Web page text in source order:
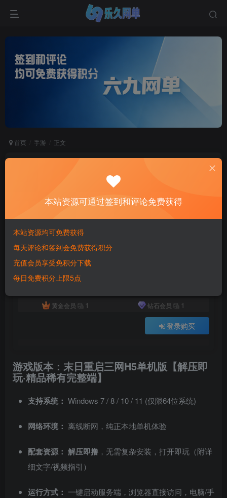
首页 手游 正文
末日重启三网H5单机版 精品一键服务端 解压即玩
六九网单
2个月前更新
关注
0 6100 693
此内容为付费资源，请付费后查看
黄金会员
1 钻石会员 1
登录购买
付费资源
游戏版本：末日重启三网H5单机版【解压即
玩·精品稀有完整端】
支持系统： Windows 7 / 8 / 10 / 11 (仅限64位系统)
网络环境： 离线断网，纯正本地单机体验
配套资源： 解压即撸 ，无需复杂安装，打开即玩（附详
细文字/视频指引）
运行方式： 一键启动服务端，浏览器直接访问，电脑/手
本站资源可通过签到和评论免费获得
本站资源均可免费获得
每天评论和签到会免费获得积分
充值会员享受免积分下载
每日免费积分上限5点